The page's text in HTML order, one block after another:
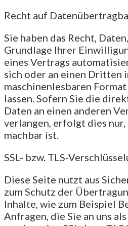
Recht auf
Sie haben das Recht,
Grundlage Ihrer
eines Vertrags
sich oder an einen Dritten
maschinenlesbaren
lassen. Sofern Sie die
Daten an einen anderen
verlangen, erfolgt dies
machbar ist.
SSL- bzw. TLS-
Diese Seite nutzt aus
zum Schutz der
Inhalte, wie zum Beispiel
Anfragen, die Sie an uns